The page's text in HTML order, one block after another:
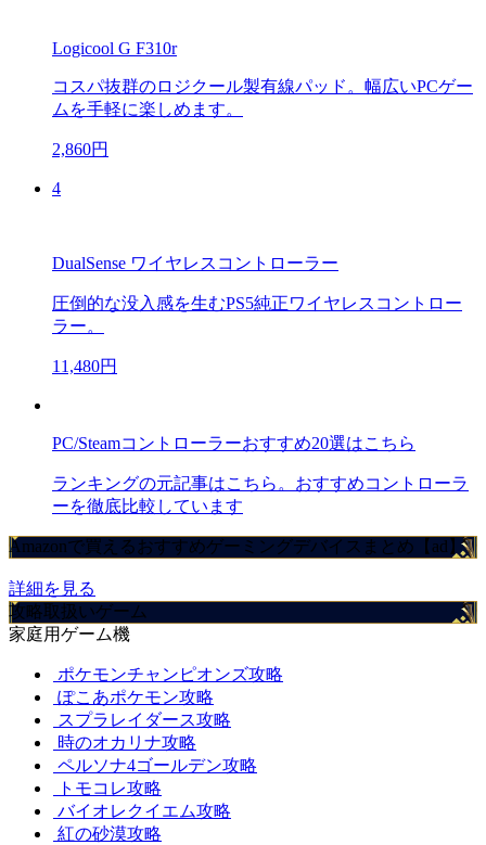
Logicool G F310r
コスパ抜群のロジクール製有線パッド。幅広いPCゲー
ムを手軽に楽しめます。
2,860円
4
DualSense ワイヤレスコントローラー
圧倒的な没入感を生むPS5純正ワイヤレスコントロー
ラー。
11,480円
PC/Steamコントローラーおすすめ20選はこちら
ランキングの元記事はこちら。おすすめコントローラ
ーを徹底比較しています
Amazonで買えるおすすめゲーミングデバイスまとめ【ad】
詳細を見る
攻略取扱いゲーム
家庭用ゲーム機
ポケモンチャンピオンズ攻略
ぽこあポケモン攻略
スプラレイダース攻略
時のオカリナ攻略
ペルソナ4ゴールデン攻略
トモコレ攻略
バイオレクイエム攻略
紅の砂漠攻略